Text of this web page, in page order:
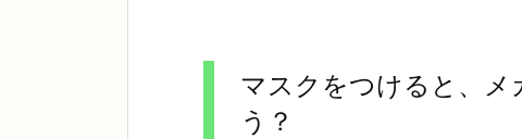
マスクをつけると、メ
う？